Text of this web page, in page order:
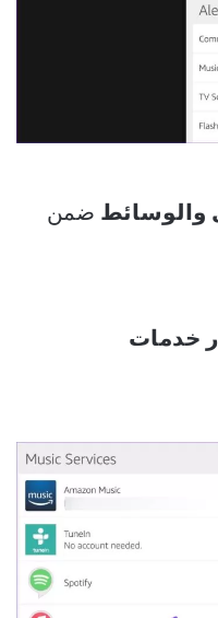
والوسائط ضمن
خدمات